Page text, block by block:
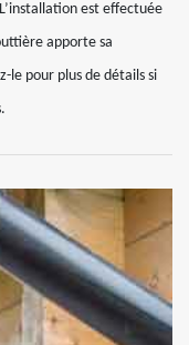
est effectuée
apporte sa
le pour plus de détails si